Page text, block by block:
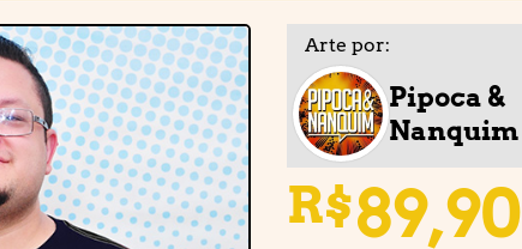
Adicionar
à lista de
desejos
Arte por:
Pipoca &
Nanquim
R$89,90